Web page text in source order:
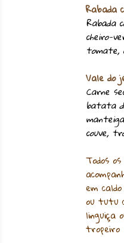
Rabada
Rabada
cheiro-
tomate,
Vale do
Carne
batata
couve,
Todos
em
ou tutu
linguiça
tropeiro